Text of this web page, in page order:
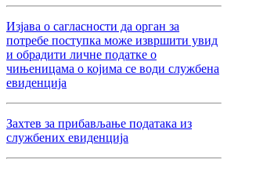
Изјава о сагласности да орган за
потребе поступка може извршити увид
и обрадити личне податке о
чињеницама о којима се води службена
евиденција
Захтев за прибављање података из
службених евиденција